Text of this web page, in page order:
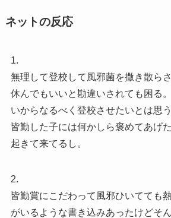
ネットの反応
1.
無理して登校して風邪菌を撒き散ら
休んでもいいと勘違いされても困る
いからなるべく登校させたいとは思
皆勤した子には何かしら褒めてあげ
起きて来てるし。
2.
皆勤賞にこだわって風邪ひいてても
がいるような書き込みあったけどそ